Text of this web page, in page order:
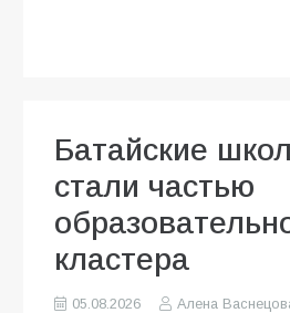
Батайские
стали частью
кластера
05.08.2026
Алена